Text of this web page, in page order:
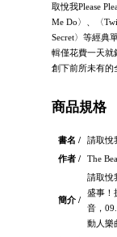
取悅我Please
Me Do〉、〈
Secret〉等經典
輯僅花費一天就
創下前所未有的
商品規格
書名 /
請取悅
作者 /
The
簡介 /
請取悅
盛事！
音，
動人樂